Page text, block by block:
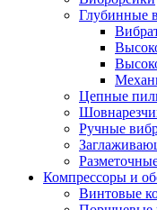
Глубинные
Цепные
Ручные
Компрессоры и
Винтовые